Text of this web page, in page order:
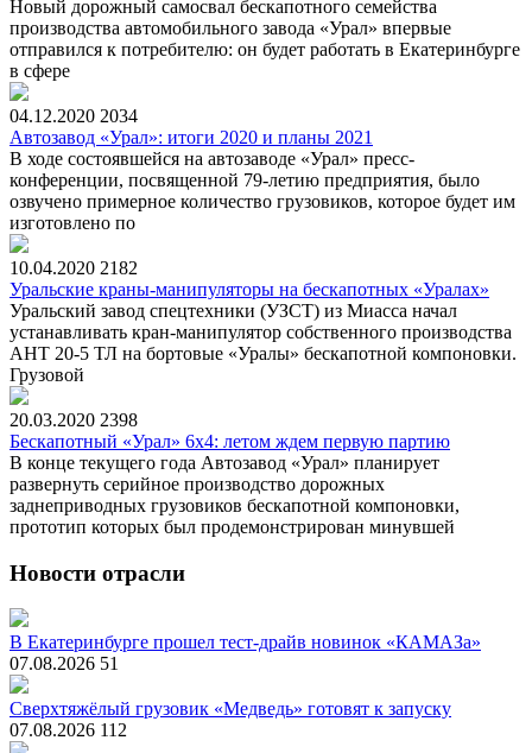
Новый дорожный самосвал бескапотного семейства
производства автомобильного завода «Урал» впервые
отправился к потребителю: он будет работать в Екатеринбурге
в сфере
04.12.2020 2034
Автозавод «Урал»: итоги 2020 и планы 2021
В ходе состоявшейся на автозаводе «Урал» пресс-
конференции, посвященной 79-летию предприятия, было
озвучено примерное количество грузовиков, которое будет им
изготовлено по
10.04.2020 2182
Уральские краны-манипуляторы на бескапотных «Уралах»
Уральский завод спецтехники (УЗСТ) из Миасса начал
устанавливать кран-манипулятор собственного производства
АНТ 20-5 ТЛ на бортовые «Уралы» бескапотной компоновки.
Грузовой
20.03.2020 2398
Бескапотный «Урал» 6х4: летом ждем первую партию
В конце текущего года Автозавод «Урал» планирует
развернуть серийное производство дорожных
заднеприводных грузовиков бескапотной компоновки,
прототип которых был продемонстрирован минувшей
Новости отрасли
В Екатеринбурге прошел тест-драйв новинок «КАМАЗа»
07.08.2026 51
Сверхтяжёлый грузовик «Медведь» готовят к запуску
07.08.2026 112